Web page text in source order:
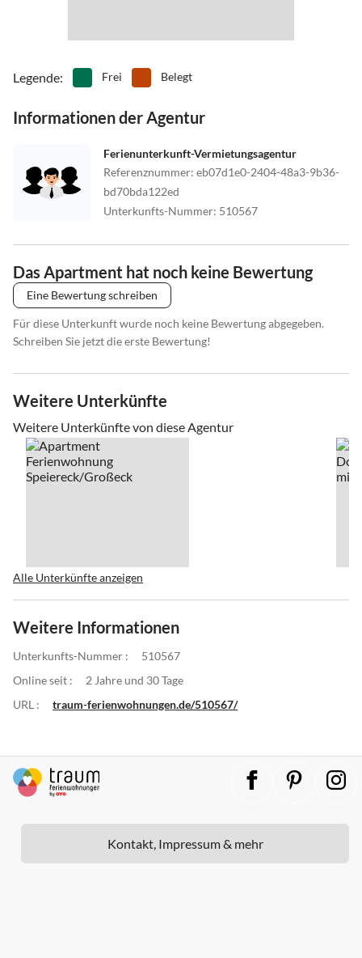
Legende: Frei Belegt
Informationen der Agentur
Ferienunterkunft-Vermietungsagentur
Referenznummer: eb07d1e0-2404-48a3-9b36-
bd70bda122ed
Unterkunfts-Nummer: 510567
Das Apartment hat noch keine Bewertung
Eine Bewertung schreiben
Für diese Unterkunft wurde noch keine Bewertung abgegeben.
Schreiben Sie jetzt die erste Bewertung!
Weitere Unterkünfte
Weitere Unterkünfte von diese Agentur
Alle Unterkünfte anzeigen
Weitere Informationen
Unterkunfts-Nummer :
510567
Online seit :
2 Jahre und 30 Tage
URL :
traum-ferienwohnungen.de/510567/
Kontakt, Impressum & mehr